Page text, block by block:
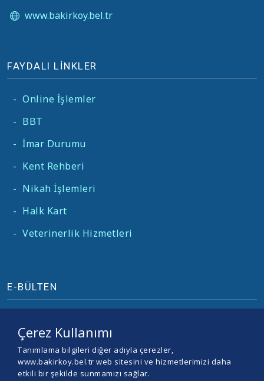
www.bakirkoy.bel.tr
FAYDALI LİNKLER
- Online İşlemler
- BBT
- İmar Durumu
- Kent Rehberi
- Nikah İşlemleri
- Halk Kart
- Veterinerlik Hizmetleri
E-BÜLTEN
Çerez Kullanımı
Tanımlama bilgileri diğer adıyla çerezler,
www.bakirkoy.bel.tr web sitesini ve hizmetlerimizi daha
etkili bir şekilde sunmamızı sağlar.